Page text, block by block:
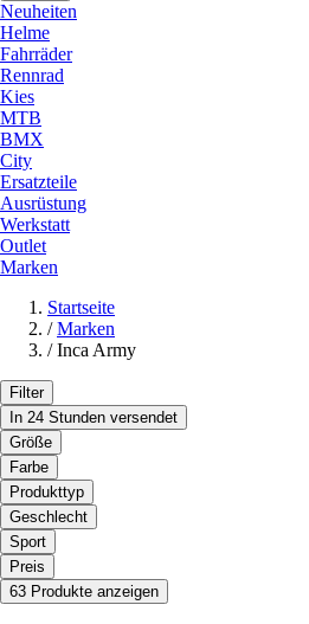
Neuheiten
Helme
Fahrräder
Rennrad
Kies
MTB
BMX
City
Ersatzteile
Ausrüstung
Werkstatt
Outlet
Marken
Startseite
/ Marken
/ Inca Army
Filter
In 24 Stunden versendet
Größe
Farbe
Produkttyp
Geschlecht
Sport
Preis
63 Produkte anzeigen